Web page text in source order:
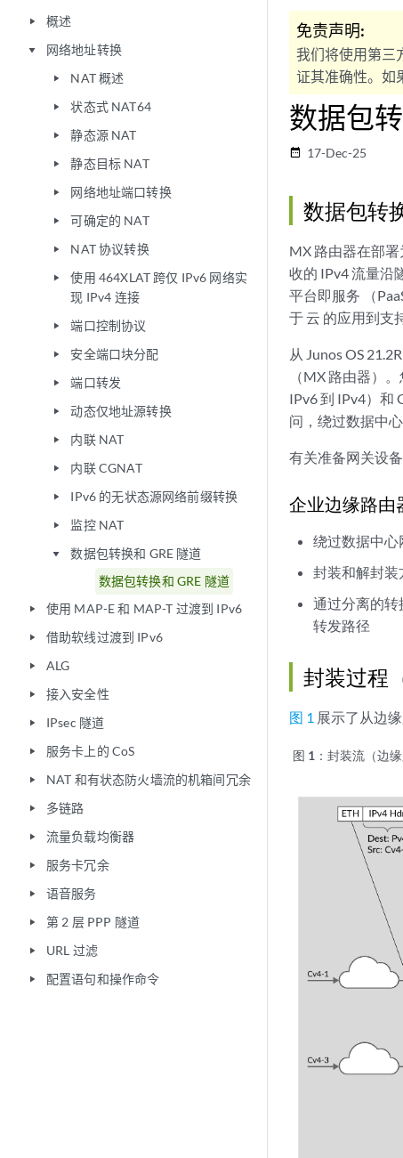
play_arrow 概述
play_arrow 网络地址转换
play_arrow NAT 概述
play_arrow 状态式 NAT64
play_arrow 静态源 NAT
play_arrow 静态目标 NAT
play_arrow 网络地址端口转换
play_arrow 可确定的 NAT
play_arrow NAT 协议转换
play_arrow
使用 464XLAT 跨仅 IPv6 网络实
现 IPv4 连接
play_arrow 端口控制协议
play_arrow 安全端口块分配
play_arrow 端口转发
play_arrow 动态仅地址源转换
play_arrow 内联 NAT
play_arrow 内联 CGNAT
play_arrow IPv6 的无状态源网络前缀转换
play_arrow 监控 NAT
play_arrow
数据包转换和 GRE 隧道
数据包转换和 GRE 隧道
play_arrow 使用 MAP-E 和 MAP-T 过渡到 IPv6
play_arrow 借助软线过渡到 IPv6
play_arrow ALG
play_arrow 接入安全性
play_arrow IPsec 隧道
play_arrow 服务卡上的 CoS
play_arrow NAT 和有状态防火墙流的机箱间冗余
play_arrow 多链路
play_arrow 流量负载均衡器
play_arrow 服务卡冗余
play_arrow 语音服务
play_arrow 第 2 层 PPP 隧道
play_arrow URL 过滤
play_arrow 配置语句和操作命令
免责声明:
我们将使用第三
证其准确性。如
数据包
date_range 17-Dec-25
数据包转
MX 路由器在部
收的 IPv4 流量沿
平台即服务 （
于 云 的应用到支
从 Junos OS
（MX 路由器）
IPv6 到 IPv4）和
问，绕过数据中心
有关准备网关设
企业边缘路由
绕过数据中心
封装和解封装
通过分离的
转发路径
封装过程
图 1 展示了从边
图 1： 封装流（边缘